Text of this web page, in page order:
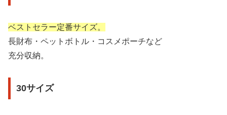
ベストセラー定番サイズ。
長財布・ペットボトル・コスメポーチなど
充分収納。
30サイズ